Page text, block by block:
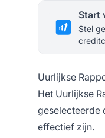
Start
Stel
Uurlijkse
Het Uurlijkse
geselecteerde
effectief zijn.